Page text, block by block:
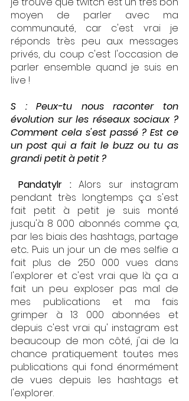
moyen de parler avec ma
communauté, car c'est vrai je
réponds très peu aux messages
privés, du coup c'est l'occasion de
parler ensemble quand je suis en
live !
S : Peux-tu nous raconter ton
évolution sur les réseaux sociaux ?
Comment cela s'est passé ? Est ce
un post qui a fait le buzz ou tu as
grandi petit à petit ?
Pandatylr : Alors sur instagram
pendant très longtemps ça s'est
fait petit à petit je suis monté
jusqu'à 8 000 abonnés comme ça,
par les biais des hashtags, partage
etc... Puis un jour un de mes selfie a
fait plus de 250 000 vues dans
l'explorer et c'est vrai que là ça a
fait un peu exploser pas mal de
mes publications et ma fais
grimper à 13 000 abonnées et
depuis c'est vrai qu' instagram est
beaucoup de mon côté, j'ai de la
chance pratiquement toutes mes
publications qui fond énormément
de vues depuis les hashtags et
l'explorer.